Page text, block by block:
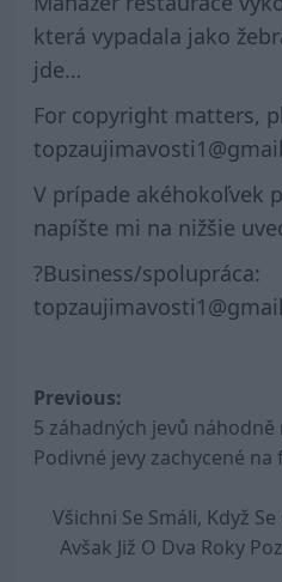
která vypadala jako
jde…
For copyright matters,
V prípade akéhokoľvek
napíšte mi na nižšie
?Business/spolupráca:
Post
navigation
Previous:
5 záhadných jevů
Podivné jevy zachycené
Všichni Se Smáli, Když
Avšak Již O Dva Roky